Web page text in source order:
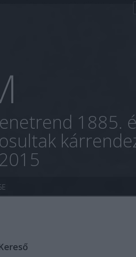
1885.